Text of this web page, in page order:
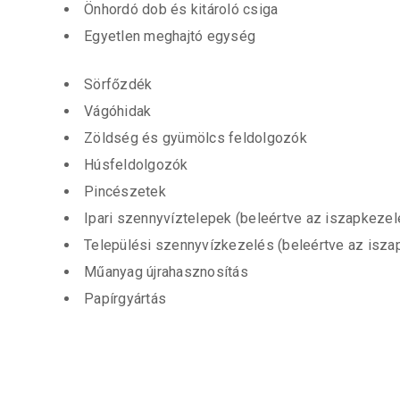
Önhordó dob és kitároló csiga
Egyetlen meghajtó egység
Sörfőzdék
Vágóhidak
Zöldség és gyümölcs feldolgozók
Húsfeldolgozók
Pincészetek
Ipari szennyvíztelepek (beleértve az
Települési szennyvízkezelés (beleértve az
Műanyag újrahasznosítás
Papírgyártás